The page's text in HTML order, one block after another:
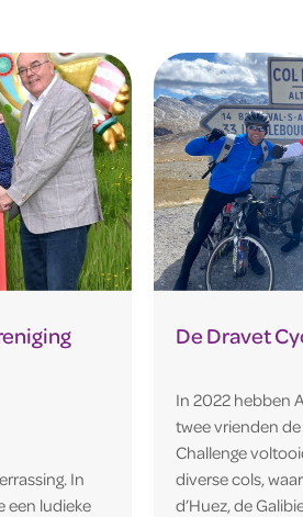
In
een ludieke
De Dravet
In 2022 hebben
twee vrienden
Challenge
diverse cols,
d’Huez, de